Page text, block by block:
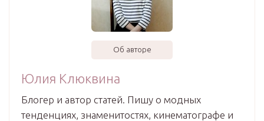
Об авторе
Юлия Клюквина
Блогер и автор статей. Пишу о модных
тенденциях, знаменитостях, кинематографе и